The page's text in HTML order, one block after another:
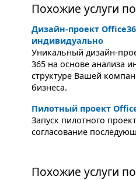
Похожие услуги
Дизайн-проект
индивидуально
Уникальный дизайн-
365 на основе анализа
структуре Вашей
бизнеса.
Пилотный проект
Запуск пилотного
согласование
Похожие услуги